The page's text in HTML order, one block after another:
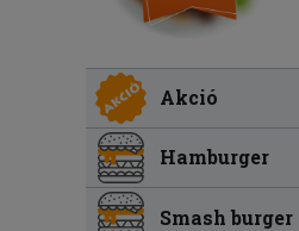
Akció
Hamburger
Smash burger